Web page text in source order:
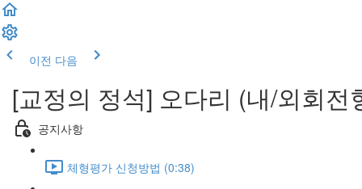
이전 다음
[교정의 정석] 오다리 (내/외회전
공지사항
체형평가 신청방법 (0:38)